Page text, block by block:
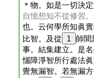
＊物。如是一切決
自憶想知不從修習
也。云何學所知眞
比智。及從
1 師聞
事。結集建立。是
惱障淨智所行處法
覺無漏智。若無漏